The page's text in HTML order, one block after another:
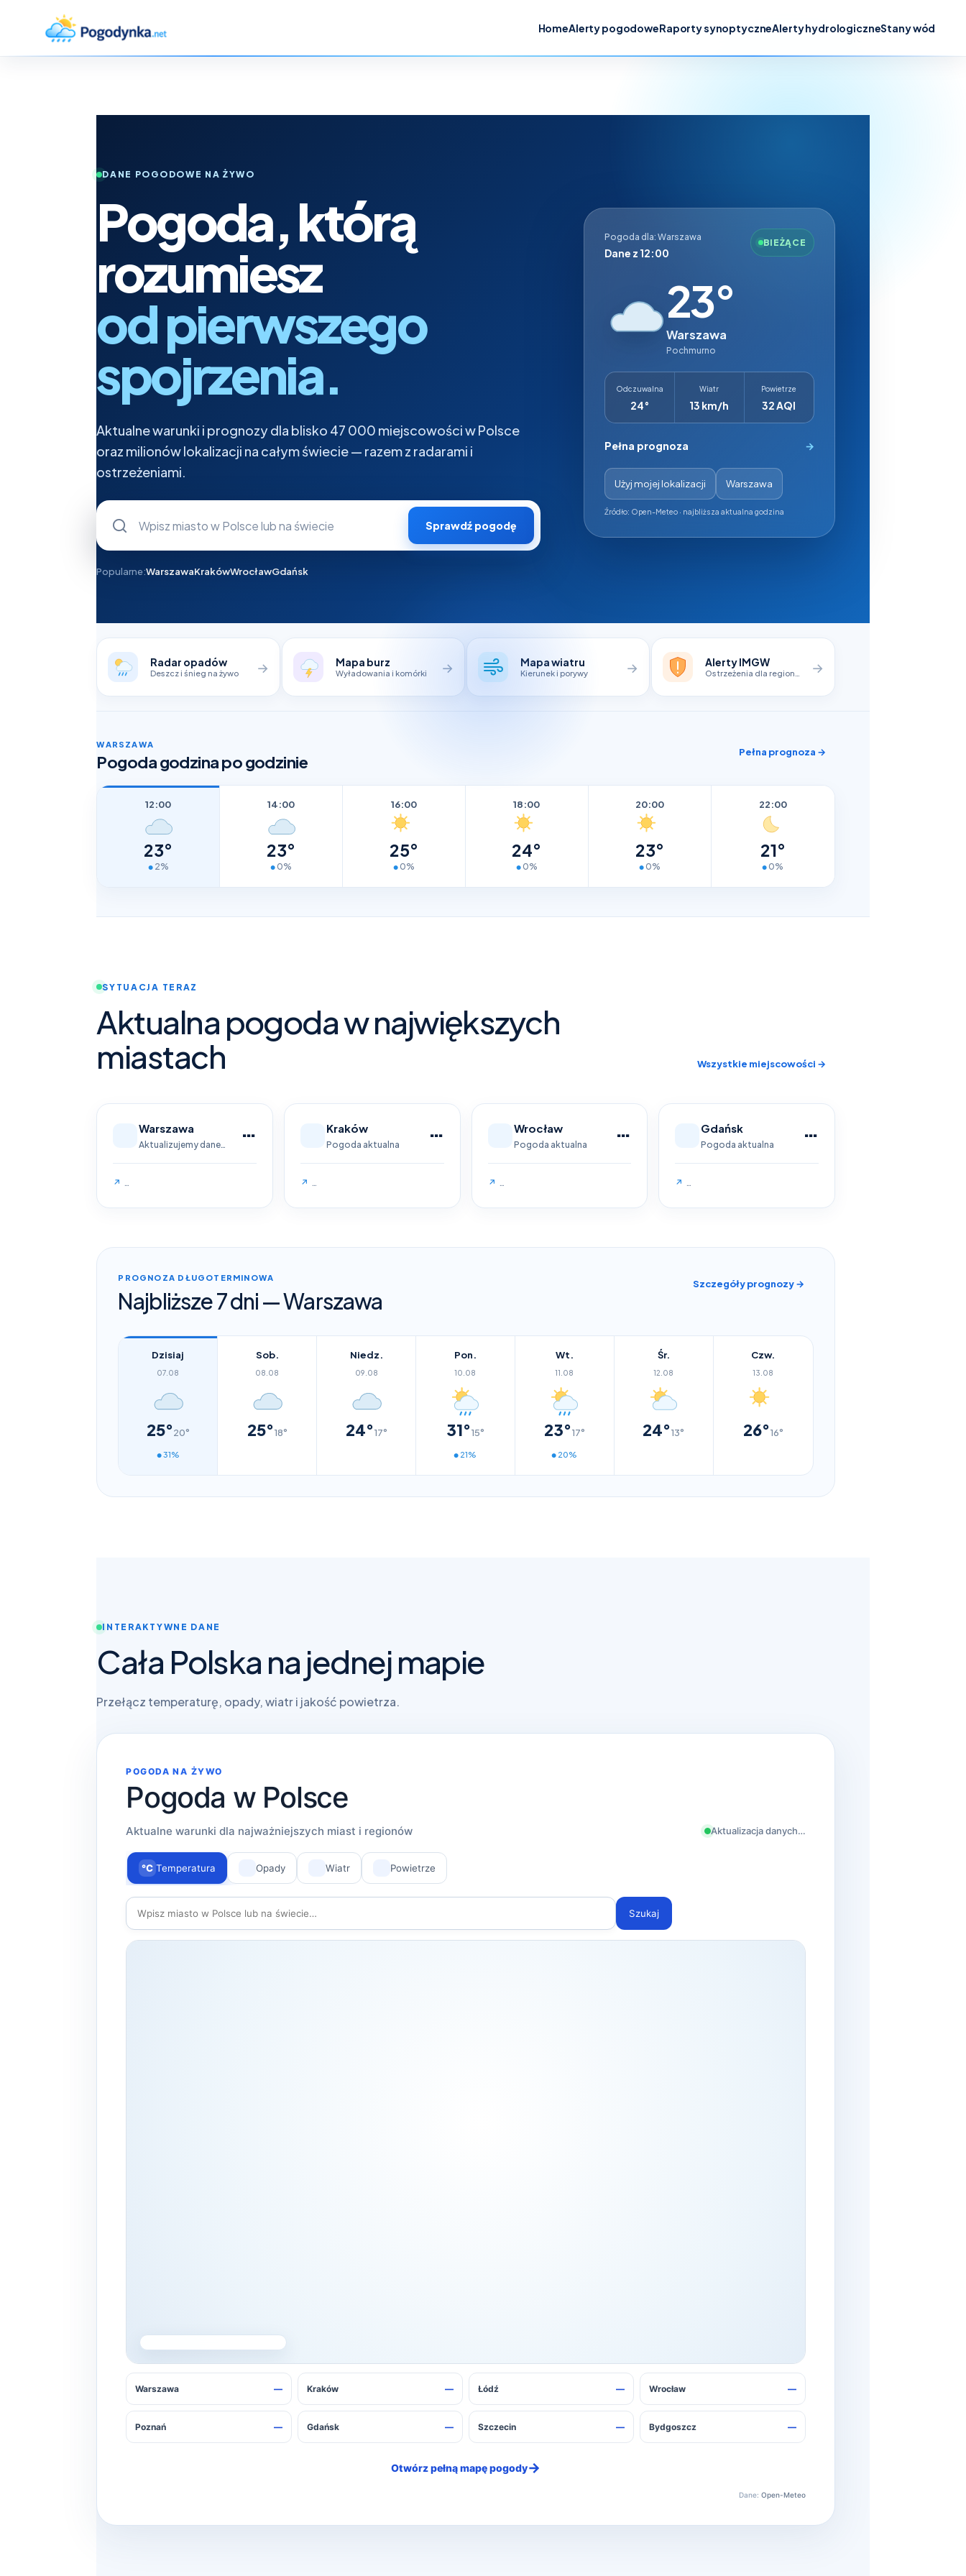
HomeAlerty pogodoweRaporty synoptyczneAlerty hydrologiczneStany wód
DANE POGODOWE NA ŻYWO
Pogoda, którą
rozumiesz
od pierwszego
spojrzenia.
Aktualne warunki i prognozy dla blisko 47 000 miejscowości w Polsce
oraz milionów lokalizacji na całym świecie — razem z radarami i
ostrzeżeniami.
Wpisz miejscowość
Sprawdź pogodę
Popularne:WarszawaKrakówWrocławGdańsk
Pogoda dla: Warszawa
Dane z 12:00
BIEŻĄCE
23°
Warszawa
Pochmurno
Odczuwalna
24°
Wiatr
13 km/h
Powietrze
32 AQI
Pełna prognoza →
Użyj mojej lokalizacji Warszawa
Źródło: Open-Meteo · najbliższa aktualna godzina
Radar opadów
Deszcz i śnieg na żywo → Mapa burz
Wyładowania i komórki → Mapa wiatru
Kierunek i porywy → Alerty IMGW →
WARSZAWA
Pogoda godzina po godzinie
Pełna prognoza →
12:00
23°
● 2%
14:00
23°
● 0%
16:00
25°
● 0%
18:00
24°
● 0%
20:00
23°
● 0%
22:00
21°
● 0%
SYTUACJA TERAZ
Aktualna pogoda w największych
miastach
Wszystkie miejscowości →
Warszawa
Aktualizujemy dane…
…
↗
Kraków
Pogoda aktualna
…
↗
Wrocław
Pogoda aktualna
…
↗
Gdańsk
Pogoda aktualna
…
↗
PROGNOZA DŁUGOTERMINOWA
Najbliższe 7 dni —Warszawa
Szczegóły prognozy →
Dzisiaj
07.08
25°20°
● 31%
Sob.
08.08
25°18°
Niedz.
09.08
24°17°
Pon.
10.08
31°15°
● 21%
Wt.
11.08
23°17°
● 20%
Śr.
12.08
24°13°
Czw.
13.08
26°16°
INTERAKTYWNE DANE
Cała Polska na jednej mapie
Przełącz temperaturę, opady, wiatr i jakość powietrza.
POGODA NA ŻYWO
Pogoda w Polsce
Aktualne warunki dla najważniejszych miast i regionów Aktualizacja danych…
°C Temperatura Opady Wiatr Powietrze
Wyszukaj miejscowość
Szukaj
Nie udało się pobrać danych. Spróbuj ponownie za chwilę.
Warszawa — Kraków — Łódź — Wrocław —
Poznań — Gdańsk — Szczecin — Bydgoszcz —
Otwórz pełną mapę pogody→
Dane: Open-Meteo